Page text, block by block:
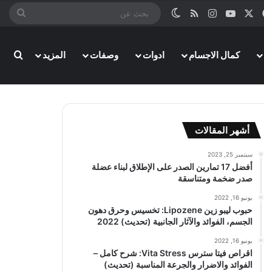
فيسبوك ‫YouTubeانستقرامملخص الموقع RSS
الوضع المظلم
كمال الاجسام ادوات وصفات المزيد
أشهر المقالات
سبتمبر 25, 2023
أفضل 17 تمارين الصدر على الإطلاق لبناء عضلة
صدر ضخمة ومتناسقة
يونيو 16, 2022
حبوب ليبو زين Lipozene: تخسيس وحرق دهون
الجسم، الفوائد والآثار الجانبية (تحديث) 2022
يونيو 16, 2022
اقراص فيتا سترس Vita Stress: شرح كامل –
الفوائد والاضرار والجرعة المناسبة (تحديث)